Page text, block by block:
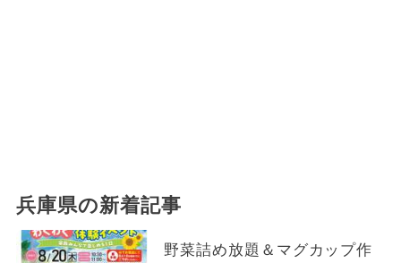
兵庫県の新着記事
野菜詰め放題＆マグカップ作